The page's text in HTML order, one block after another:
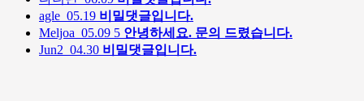
agle 05.19 비밀댓글입니다.
Meljoa 05.09 5 안녕하세요. 문의 드렸습니다.
Jun2 04.30 비밀댓글입니다.